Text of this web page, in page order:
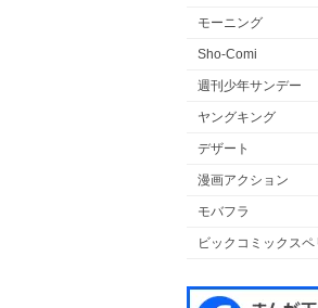
モーニング
Sho-Comi
週刊少年サンデー
ヤングキング
デザート
漫画アクション
モバフラ
ビックコミックス